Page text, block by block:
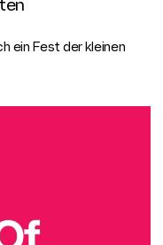
ein Fest der kleinen